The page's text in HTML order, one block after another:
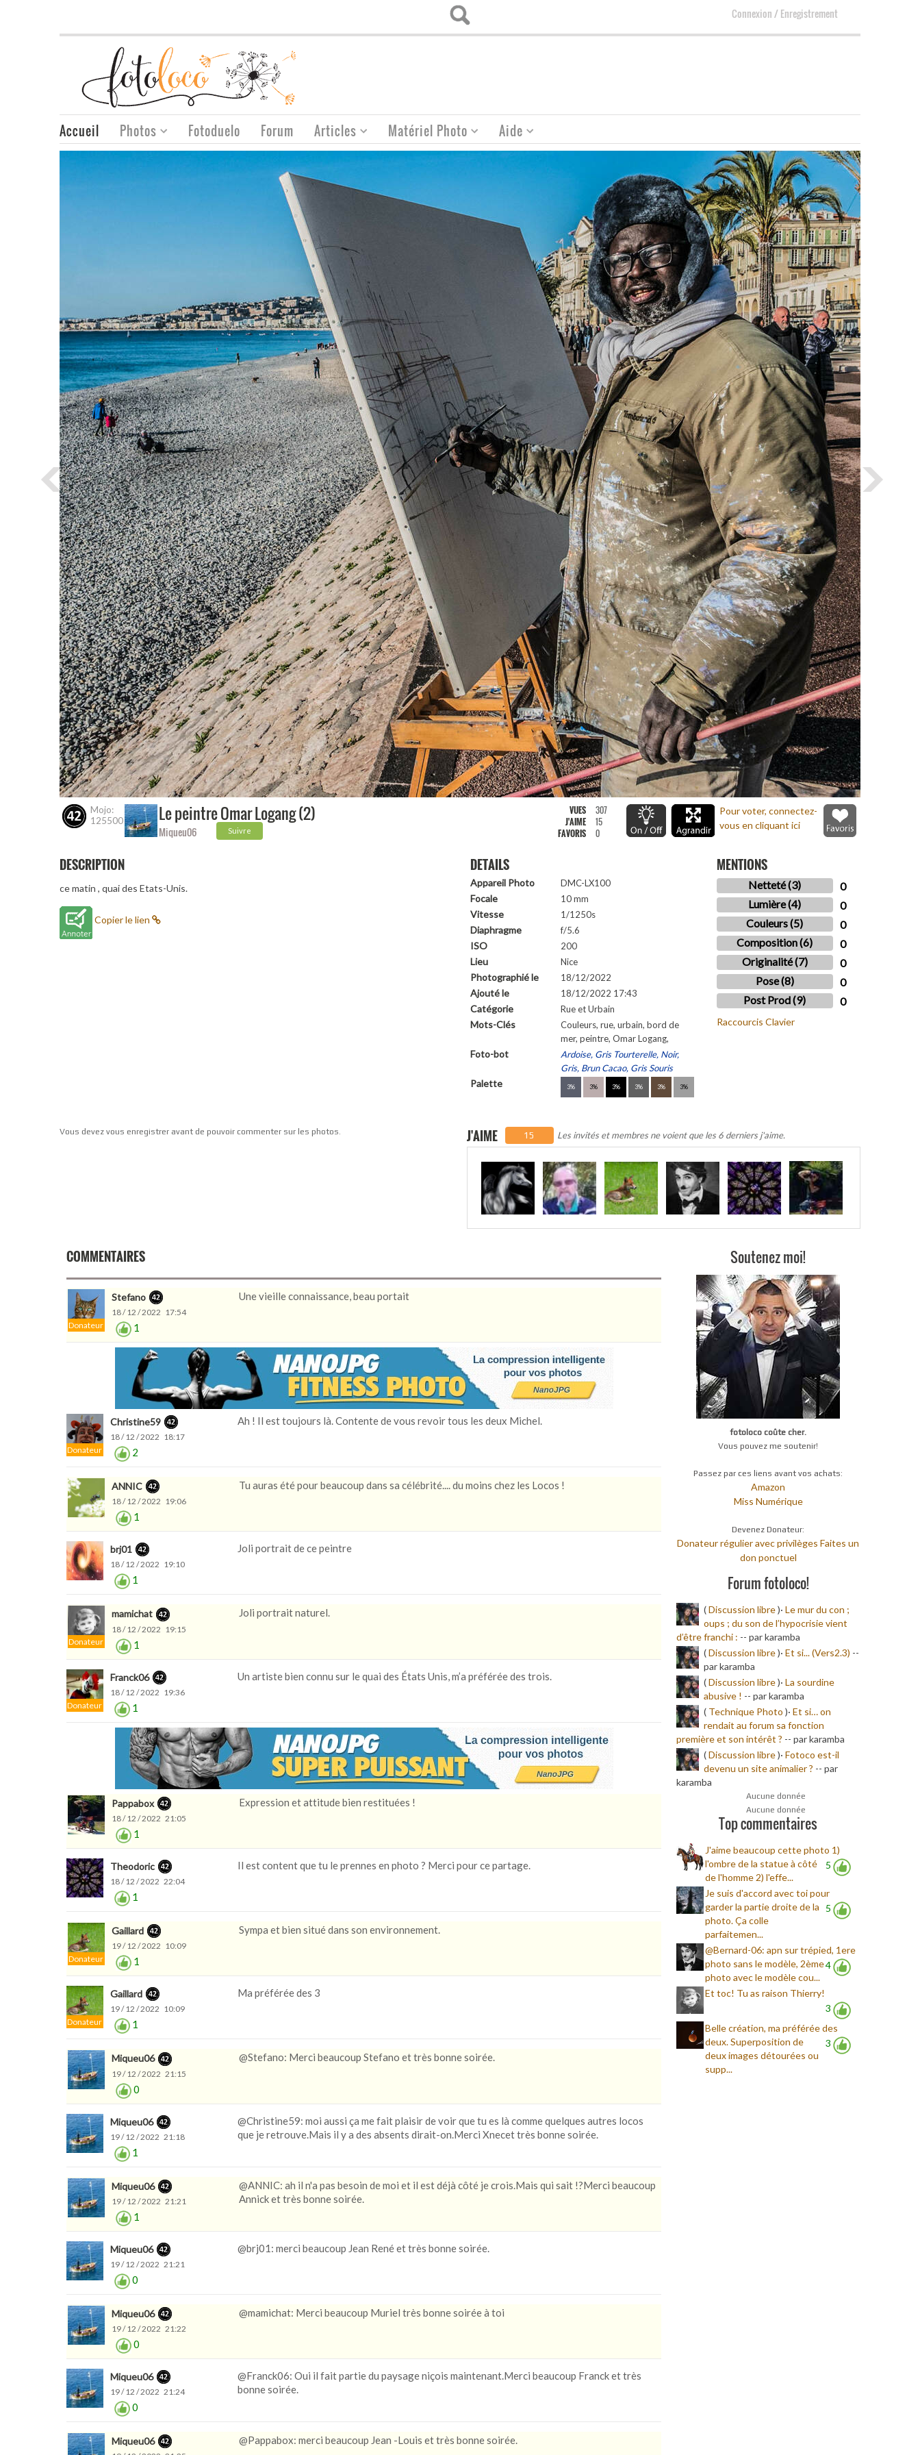
Connexion/Enregistrement
Accueil Photos Fotoduelo Forum Articles Matériel Photo Aide
Mojo:
125500
Le peintre Omar Logang (2)
Miqueu06 Suivre
VUES
J'AIME
FAVORIS
307
15
0
Pour voter, connectez-
vous en cliquant ici
DESCRIPTION
ce matin , quai des Etats-Unis.
Copier le lien
DETAILS
Appareil Photo DMC-LX100
Focale 10 mm
Vitesse 1/1250s
Diaphragme f/5.6
ISO 200
Lieu Nice
Photographié le 18/12/2022
Ajouté le 18/12/2022 17:43
Catégorie Rue et Urbain
Mots-Clés
Couleurs, rue, urbain, bord de
mer, peintre, Omar Logang,
Foto-bot
Ardoise, Gris Tourterelle, Noir,
Gris, Brun Cacao, Gris Souris
Palette 3% 3% 3% 3% 3% 3%
MENTIONS
Netteté (3)
0
Lumière (4)
0
Couleurs (5)
0
Composition (6)
0
Originalité (7)
0
Pose (8)
0
Post Prod (9)
0
Raccourcis Clavier
Vous devez vous enregistrer avant de pouvoir commenter sur les photos. J'AIME 15 Les invités et membres ne voient que les 6 derniers j'aime.
COMMENTAIRES
Donateur
Stefano
18 / 12 / 2022 17:54
1
Une vieille connaissance, beau portait
Donateur
Christine59
18 / 12 / 2022 18:17
2
Ah ! Il est toujours là. Contente de vous revoir tous les deux Michel.
ANNIC
18 / 12 / 2022 19:06
1
Tu auras été pour beaucoup dans sa célébrité.... du moins chez les Locos !
brj01
18 / 12 / 2022 19:10
1
Joli portrait de ce peintre
Donateur
mamichat
18 / 12 / 2022 19:15
1
Joli portrait naturel.
Donateur
Franck06
18 / 12 / 2022 19:36
1
Un artiste bien connu sur le quai des États Unis, m’a préférée des trois.
Pappabox
18 / 12 / 2022 21:05
1
Expression et attitude bien restituées !
Theodoric
18 / 12 / 2022 22:04
1
Il est content que tu le prennes en photo ? Merci pour ce partage.
Donateur
Gaillard
19 / 12 / 2022 10:09
1
Sympa et bien situé dans son environnement.
Donateur
Gaillard
19 / 12 / 2022 10:09
1
Ma préférée des 3
Miqueu06
19 / 12 / 2022 21:15
0
@Stefano: Merci beaucoup Stefano et très bonne soirée.
Miqueu06
19 / 12 / 2022 21:18
1
@Christine59: moi aussi ça me fait plaisir de voir que tu es là comme quelques autres locos
que je retrouve.Mais il y a des absents dirait-on.Merci Xnecet très bonne soirée.
Miqueu06
19 / 12 / 2022 21:21
1
@ANNIC: ah il n'a pas besoin de moi et il est déjà côté je crois.Mais qui sait !?Merci beaucoup
Annick et très bonne soirée.
Miqueu06
19 / 12 / 2022 21:21
0
@brj01: merci beaucoup Jean René et très bonne soirée.
Miqueu06
19 / 12 / 2022 21:22
0
@mamichat: Merci beaucoup Muriel très bonne soirée à toi
Miqueu06
19 / 12 / 2022 21:24
0
@Franck06: Oui il fait partie du paysage niçois maintenant.Merci beaucoup Franck et très
bonne soirée.
Miqueu06 @Pappabox: merci beaucoup Jean -Louis et très bonne soirée.
Soutenez moi!
fotoloco coûte cher.
Vous pouvez me soutenir!
Passez par ces liens avant vos achats:
Amazon
Miss Numérique
Devenez Donateur:
Donateur régulier avec privilèges Faites un
don ponctuel
Forum fotoloco!
(Discussion libre)·Le mur du con ;
oups ; du son de l’hypocrisie vient
d’être franchi : -- par karamba
(Discussion libre)·Et si... (Vers2.3) --
par karamba
(Discussion libre)·La sourdine
abusive ! -- par karamba
( Technique Photo )·Et si… on
rendait au forum sa fonction
première et son intérêt ? -- par karamba
(Discussion libre)·Fotoco est-il
devenu un site animalier ? -- par
karamba
Aucune donnée
Aucune donnée
Top commentaires
5
J'aime beaucoup cette photo 1)
l'ombre de la statue à côté
de l'homme 2) l'effe...
5
Je suis d'accord avec toi pour
garder la partie droite de la
photo. Ça colle
parfaitemen...
4
@Bernard-06: apn sur trépied, 1ere
photo sans le modèle, 2ème
photo avec le modèle cou...
3
Et toc! Tu as raison Thierry!
3
Belle création, ma préférée des
deux. Superposition de
deux images détourées ou
supp...